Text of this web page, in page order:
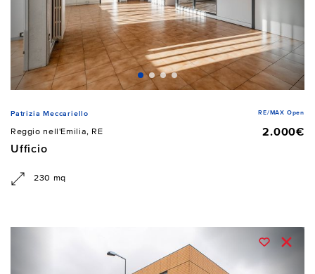
Patrizia Meccariello RE/MAX Open
Reggio nell'Emilia, RE
2.000€
Ufficio
230 mq